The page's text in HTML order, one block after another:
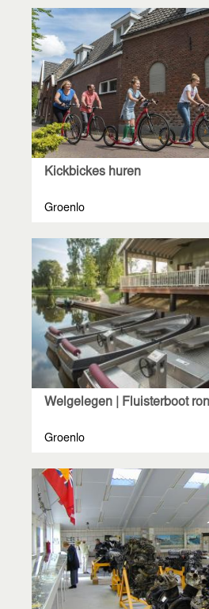
Kickbickes huren
Groenlo
Welgelegen | Fluisterboot
Groenlo